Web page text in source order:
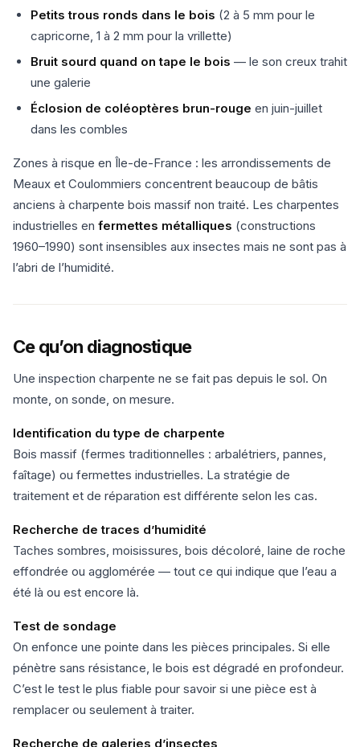
Petits trous ronds dans le bois (2 à 5 mm pour le
capricorne, 1 à 2 mm pour la vrillette)
Bruit sourd quand on tape le bois — le son creux trahit
une galerie
Éclosion de coléoptères brun-rouge en juin-juillet
dans les combles
Zones à risque en Île-de-France : les arrondissements de
Meaux et Coulommiers concentrent beaucoup de bâtis
anciens à charpente bois massif non traité. Les charpentes
industrielles en fermettes métalliques (constructions
1960–1990) sont insensibles aux insectes mais ne sont pas à
l’abri de l’humidité.
Ce qu’on diagnostique
Une inspection charpente ne se fait pas depuis le sol. On
monte, on sonde, on mesure.
Identification du type de charpente
Bois massif (fermes traditionnelles : arbalétriers, pannes,
faîtage) ou fermettes industrielles. La stratégie de
traitement et de réparation est différente selon les cas.
Recherche de traces d’humidité
Taches sombres, moisissures, bois décoloré, laine de roche
effondrée ou agglomérée — tout ce qui indique que l’eau a
été là ou est encore là.
Test de sondage
On enfonce une pointe dans les pièces principales. Si elle
pénètre sans résistance, le bois est dégradé en profondeur.
C’est le test le plus fiable pour savoir si une pièce est à
remplacer ou seulement à traiter.
Recherche de galeries d’insectes